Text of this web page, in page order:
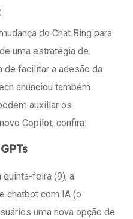
do Chat Bing para
uma estratégia de
de facilitar a adesão da
anunciou também
auxiliar os
Copilot, confira:
quinta-feira (9), a
chatbot com IA (o
uma nova opção de